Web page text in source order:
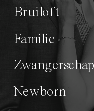
Newborn
Zwangerschap
Familie
Bruiloft